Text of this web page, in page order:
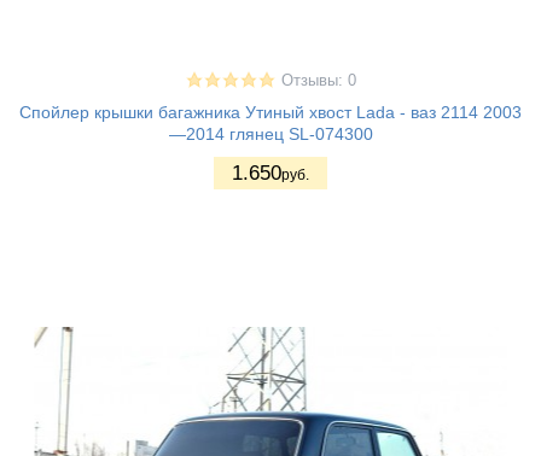
Отзывы: 0
Спойлер крышки багажника Утиный хвост Lada - ваз 2114 2003
—2014 глянец SL-074300
1.650руб.